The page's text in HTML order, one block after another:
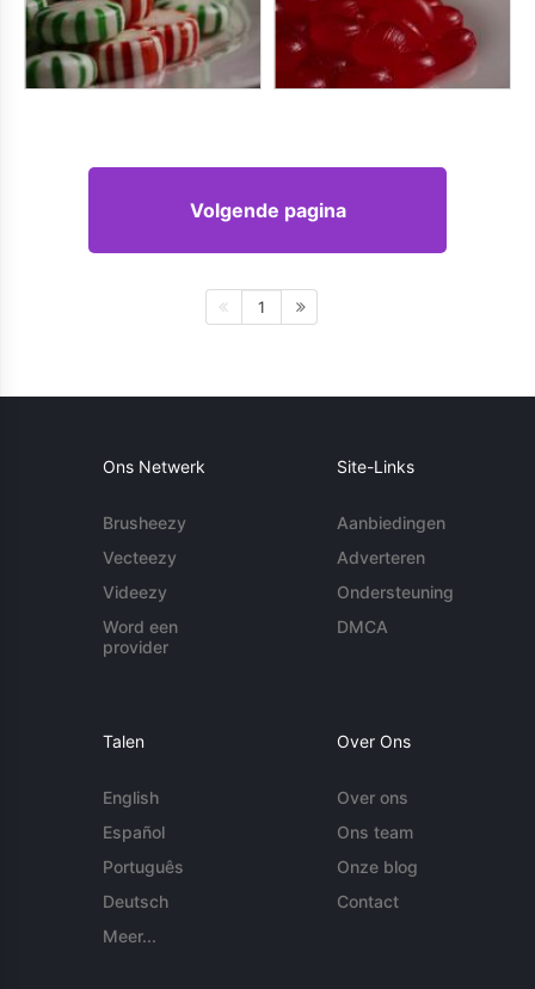
Volgende pagina
1
Ons Netwerk
Brusheezy
Vecteezy
Videezy
Word een
provider
Site-Links
Aanbiedingen
Adverteren
Ondersteuning
DMCA
Talen
English
Español
Português
Deutsch
Meer...
Over Ons
Over ons
Ons team
Onze blog
Contact